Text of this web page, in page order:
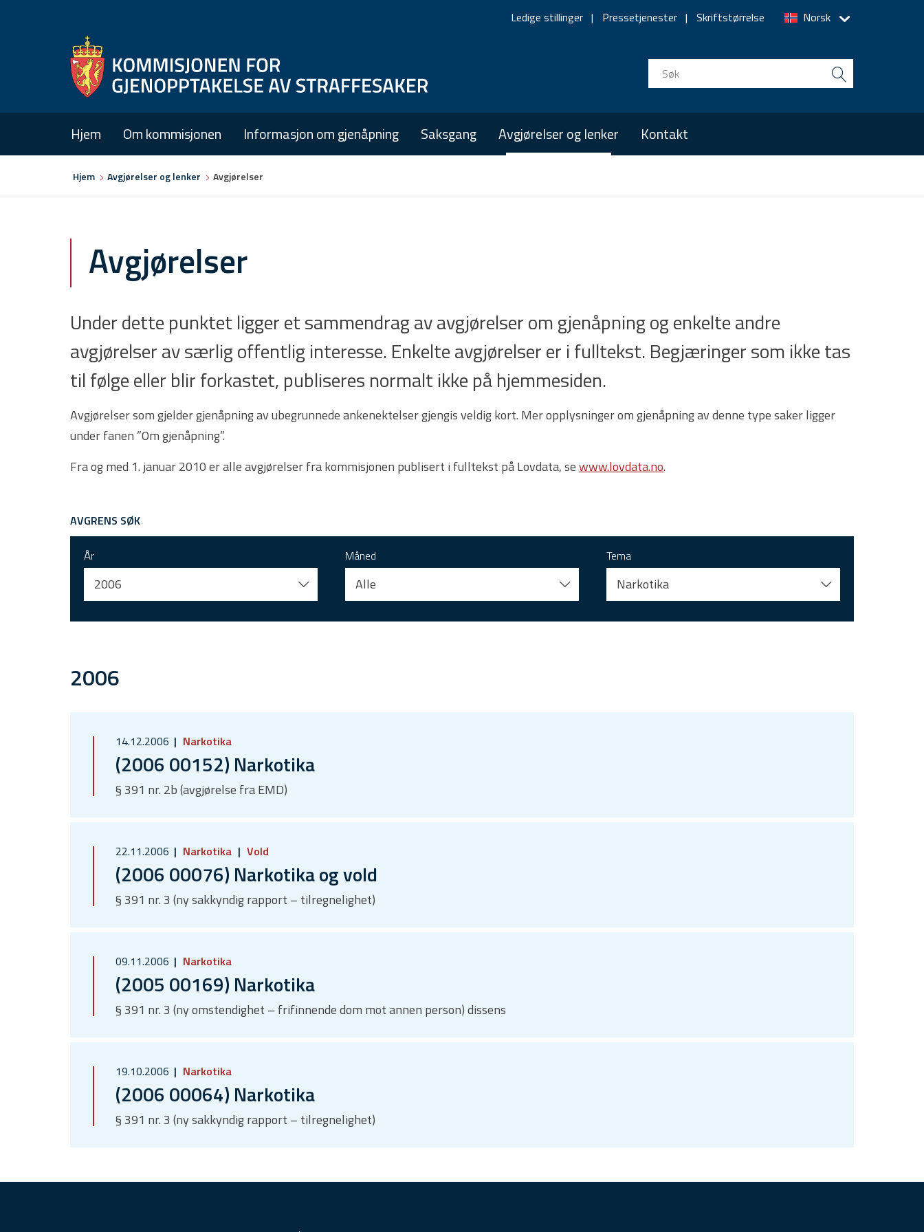
navigation
Norsk
Ledige stillinger Pressetjenester Skriftstørrelse
Hjem Om kommisjonen Informasjon om gjenåpning Saksgang Avgjørelser og lenker Kontakt
Hjem Avgjørelser og lenker Avgjørelser
Avgjørelser
Under dette punktet ligger et sammendrag av avgjørelser om gjenåpning og enkelte andre
avgjørelser av særlig offentlig interesse. Enkelte avgjørelser er i fulltekst. Begjæringer som ikke tas
til følge eller blir forkastet, publiseres normalt ikke på hjemmesiden.
Avgjørelser som gjelder gjenåpning av ubegrunnede ankenektelser gjengis veldig kort. Mer opplysninger om gjenåpning av denne type saker ligger
under fanen ”Om gjenåpning”.
Fra og med 1. januar 2010 er alle avgjørelser fra kommisjonen publisert i fulltekst på Lovdata, sewww.lovdata.no.
AVGRENS SØK
År
2006
Måned
Alle
Tema
Narkotika
2006
14.12.2006 Narkotika
(2006 00152) Narkotika
§ 391 nr. 2b (avgjørelse fra EMD)
22.11.2006 Narkotika Vold
(2006 00076) Narkotika og vold
§ 391 nr. 3 (ny sakkyndig rapport – tilregnelighet)
09.11.2006 Narkotika
(2005 00169) Narkotika
§ 391 nr. 3 (ny omstendighet – frifinnende dom mot annen person) dissens
19.10.2006 Narkotika
(2006 00064) Narkotika
§ 391 nr. 3 (ny sakkyndig rapport – tilregnelighet)